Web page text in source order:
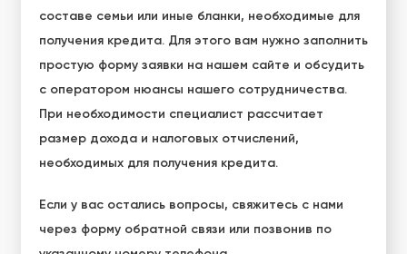
составе семьи или иные бланки, необходимые для
получения кредита. Для этого вам нужно заполнить
простую форму заявки на нашем сайте и обсудить
с оператором нюансы нашего сотрудничества.
При необходимости специалист рассчитает
размер дохода и налоговых отчислений,
необходимых для получения кредита.
Если у вас остались вопросы, свяжитесь с нами
через форму обратной связи или позвонив по